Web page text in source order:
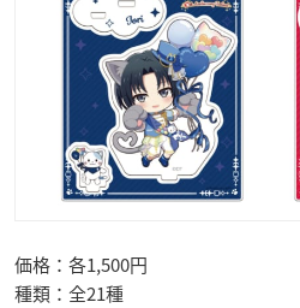
価格：各1,500円
種類：全21種